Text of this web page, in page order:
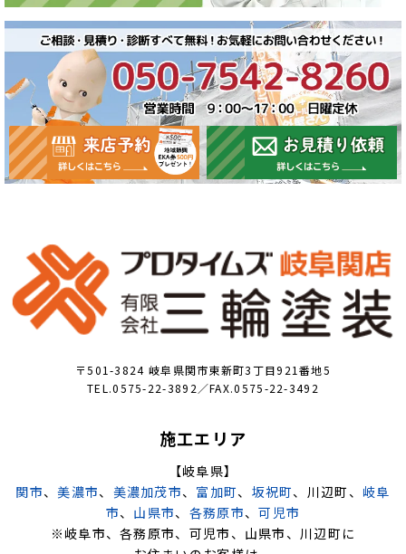
〒501-3824 岐阜県関市東新町3丁目921番地5
TEL.0575-22-3892／FAX.0575-22-3492
施工エリア
【岐阜県】
関市、美濃市、 美濃加茂市、 富加町、 坂祝町、川辺町、 岐阜
市、 山県市、 各務原市、可児市
※岐阜市、各務原市、可児市、山県市、川辺町に